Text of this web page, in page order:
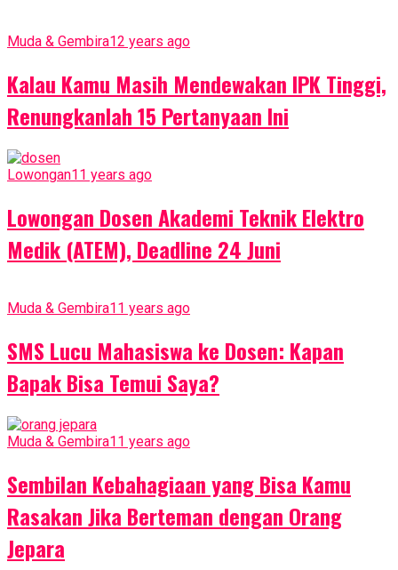
Muda & Gembira12 years ago
Kalau Kamu Masih Mendewakan IPK Tinggi,
Renungkanlah 15 Pertanyaan Ini
Lowongan11 years ago
Lowongan Dosen Akademi Teknik Elektro
Medik (ATEM), Deadline 24 Juni
Muda & Gembira11 years ago
SMS Lucu Mahasiswa ke Dosen: Kapan
Bapak Bisa Temui Saya?
Muda & Gembira11 years ago
Sembilan Kebahagiaan yang Bisa Kamu
Rasakan Jika Berteman dengan Orang
Jepara